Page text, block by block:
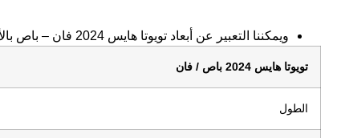
ويمكننا التعبير عن أبعاد تويوتا هايس 2024 فان – باص بالأرقام التالية
تويوتا هايس 2024 باص / فان
الطول